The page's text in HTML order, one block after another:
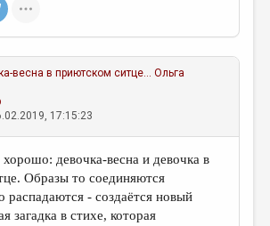
весна в приютском ситце... Ольга
17:15:23
девочка-весна и девочка в
Образы то соединяются
распадаются - создаётся новый
загадка в стихе, которая